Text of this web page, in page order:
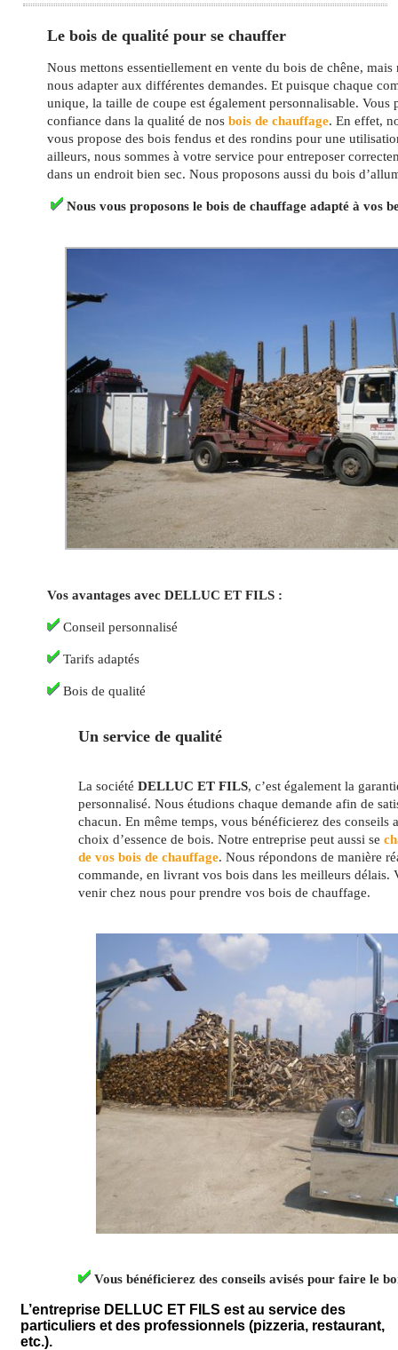
Le bois de qualité pour se chauffer
Nous mettons essentiellement en vente du bois de chêne, mais
nous adapter aux différentes demandes. Et puisque chaque
unique, la taille de coupe est également personnalisable. Vous
confiance dans la qualité de nos bois de chauffage. En effet,
vous propose des bois fendus et des rondins pour une
ailleurs, nous sommes à votre service pour entreposer
dans un endroit bien sec. Nous proposons aussi du bois
Nous vous proposons le bois de chauffage adapté à vos
Vos avantages avec DELLUC ET FILS :
Conseil personnalisé
Tarifs adaptés
Bois de qualité
Un service de qualité
La société DELLUC ET FILS, c’est également la
personnalisé. Nous étudions chaque demande afin de
chacun. En même temps, vous bénéficierez des conseils
choix d’essence de bois. Notre entreprise peut aussi se
de vos bois de chauffage. Nous répondons de manière
commande, en livrant vos bois dans les meilleurs délais.
venir chez nous pour prendre vos bois de chauffage.
Vous bénéficierez des conseils avisés pour faire le
L’entreprise DELLUC ET FILS est au service des
particuliers et des professionnels (pizzeria, restaurant,
etc.).